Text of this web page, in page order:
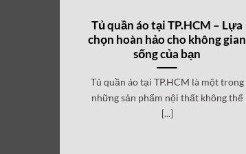
Tủ quần áo tại TP.HCM – Lựa
chọn hoàn hảo cho không gian
sống của bạn
Tủ quần áo tại TP.HCM là một trong
những sản phẩm nội thất không thể
[...]